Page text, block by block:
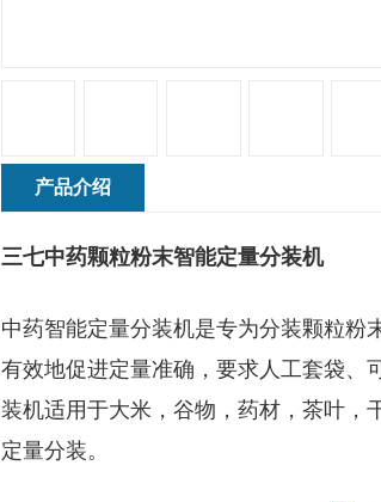
产品介绍
三七中药颗粒粉末智能定量分装机
中药智能定量分装机是专为分装颗粒粉
有效地促进定量准确，要求人工套袋、
装机适用于大米，谷物，药材，茶叶，
定量分装。